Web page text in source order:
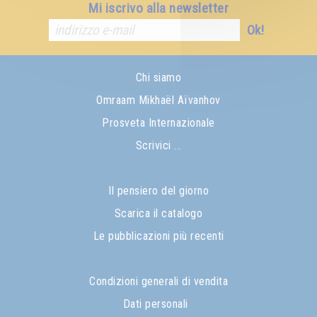
Mi iscrivo alla newsletter
Ok!
Chi siamo
Omraam Mikhaël Aïvanhov
Prosveta Internazionale
Scrivici ...
Il pensiero del giorno
Scarica il catalogo
Le pubblicazioni più recenti
Condizioni generali di vendita
Dati personali